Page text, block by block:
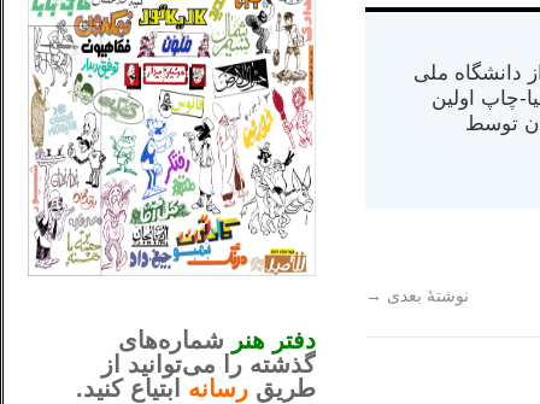
از دانشگاه ملی
در کالیفرنیا-چاپ اولین
در سال ۱۳۸۴ در ایران توسط
نوشتهٔ بعدی →
دفتر هنر شماره‌های
گذشته را می‌توانید از
طریق رسانه ابتیاع کنید.